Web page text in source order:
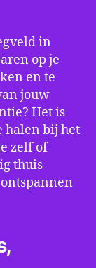
in
op je
en te
jouw
Het is
halen bij het
zelf of
thuis